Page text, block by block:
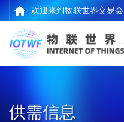
欢迎来到物联世界交易会
供需信息